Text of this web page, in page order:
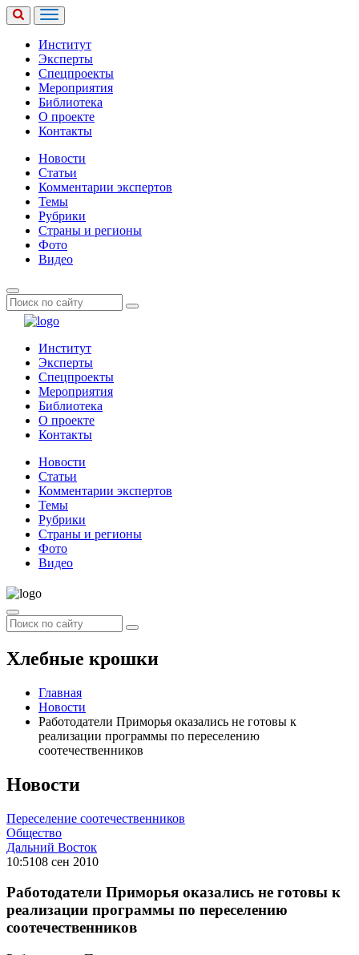
Институт
Эксперты
Спецпроекты
Мероприятия
Библиотека
О проекте
Контакты
Новости
Статьи
Комментарии экспертов
Темы
Рубрики
Страны и регионы
Фото
Видео
Институт
Эксперты
Спецпроекты
Мероприятия
Библиотека
О проекте
Контакты
Новости
Статьи
Комментарии экспертов
Темы
Рубрики
Страны и регионы
Фото
Видео
Хлебные крошки
Главная
Новости
Работодатели Приморья оказались не готовы к
реализации программы по переселению
соотечественников
Новости
Переселение соотечественников
Общество
Дальний Восток
10:5108 сен 2010
Работодатели Приморья оказались не готовы к
реализации программы по переселению
соотечественников